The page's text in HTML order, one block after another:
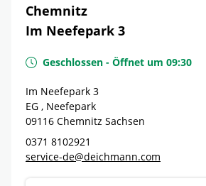
Chemnitz
Im Neefepark 3
Geschlossen - Öffnet um 09:30
Im Neefepark 3
EG , Neefepark
09116 Chemnitz Sachsen
0371 8102921
service-de@deichmann.com